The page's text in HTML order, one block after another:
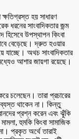
ক্ষতিগ্রস্ত হয় সাধারণ
ধরনের সাংবাদিকতার জন্ম
হিসেবে উপস্থাপন কিংবা
বেড়েছে। দ্রুত হওয়ার
যাচ্ছে। অথচ সাংবাদিকতার
আশার জায়গা রয়েছে।
চলেছেন। তারা প্রচারের
থাকেন না। কিন্তু
প্রশ্ন করেন এবং ঝুঁকি
হুমকি কিংবা সামাজিক
প্রকৃত অর্থে তারাই